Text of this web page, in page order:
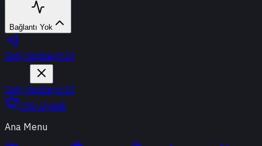
Bağlantı Yok
Giriş YapKayıt Ol
Giriş YapKayıt Ol
PRO Üyelik
Ana Menu